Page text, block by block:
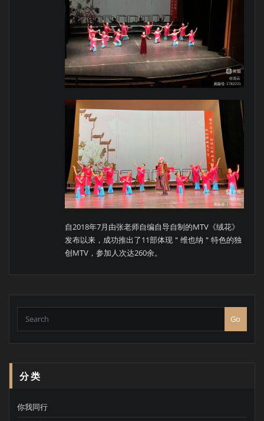
自2018年7月由张老师自编自导自制的MTV《绒花》
发布以来，成功推出了11部体现＂维也纳＂特色的独
创MTV，参加人次达260余。
Go
分类
你我同行